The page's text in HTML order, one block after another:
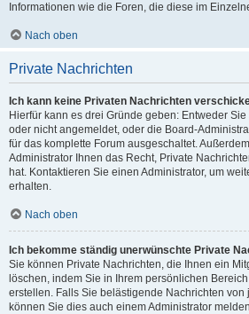
Informationen wie die Foren, die diese im
Nach oben
Private Nachrichten
Ich kann keine Privaten Nachrichten
Hierfür kann es drei Gründe geben: Entweder
oder nicht angemeldet, oder die Board-
für das komplette Forum ausgeschaltet.
Administrator Ihnen das Recht, Private
hat. Kontaktieren Sie einen Administrator, um
erhalten.
Nach oben
Ich bekomme ständig unerwünschte Private
Sie können Private Nachrichten, die Ihnen ein
löschen, indem Sie in Ihrem persönlichen
erstellen. Falls Sie belästigende Nachrichten von
können Sie dies auch einem Administrator